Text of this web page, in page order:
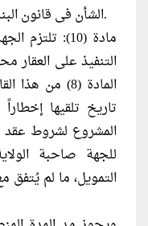
الشأن فى قانون البنك المركزى والجهاز المصرفى والنقد.
مادة (10):
التنفيذ على
المادة (8) من
تاريخ تلقيها
المشروع لشروط
للجهة صاحبة
التمويل، ما لم